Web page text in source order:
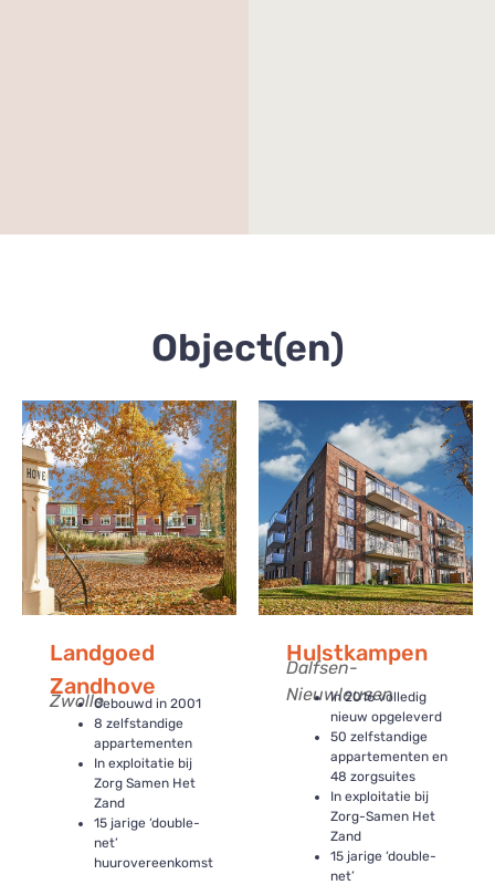
Object(en)
Landgoed
Zandhove
ZwolleGebouwd in 2001
8 zelfstandige
appartementen
In exploitatie bij
Zorg Samen Het
Zand
15 jarige ‘double-
net’
huurovereenkomst
Hulstkampen
Dalfsen-
Nieuwleusen
In 2016 volledig
nieuw opgeleverd
50 zelfstandige
appartementen en
48 zorgsuites
In exploitatie bij
Zorg-Samen Het
Zand
15 jarige ‘double-
net’